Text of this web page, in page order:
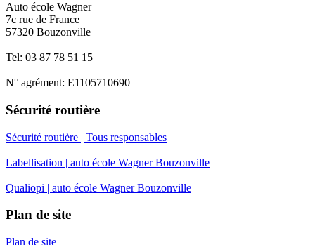
Auto école Wagner
7c rue de France
57320 Bouzonville
Tel: 03 87 78 51 15
N° agrément: E1105710690
Sécurité routière
Sécurité routière | Tous responsables
Labellisation | auto école Wagner Bouzonville
Qualiopi | auto école Wagner Bouzonville
Plan de site
Plan de site